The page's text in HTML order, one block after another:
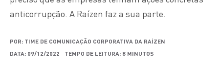
anticorrupção. A Raízen faz a sua parte.
POR: TIME DE COMUNICAÇÃO CORPORATIVA DA RAÍZEN
DATA: 09/12/2022
TEMPO DE LEITURA: 8 MINUTOS